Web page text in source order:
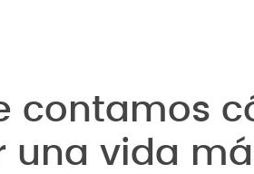
contamos
una vida